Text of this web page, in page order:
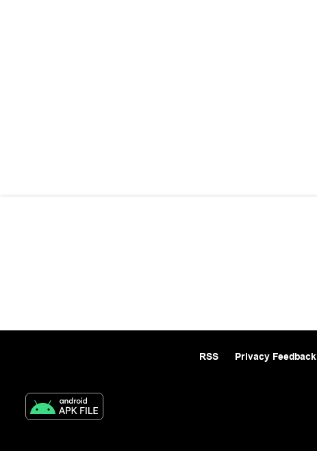
Privacy Feedback
RSS